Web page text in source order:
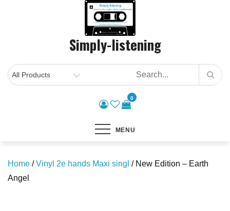
Simply-listening
0
MENU
Home /Vinyl 2e hands Maxi singl / New Edition – Earth
Angel